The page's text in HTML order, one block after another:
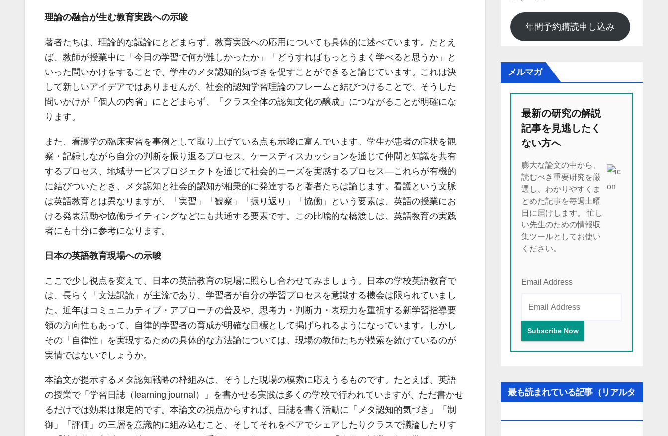
理論の融合が生む教育実践への示唆
著者たちは、理論的な議論にとどまらず、教育実践への応用についても具体的に述べています。たとえ
ば、教師が授業中に「今日の学習で何が難しかったか」「どうすればもっとうまく学べると思うか」と
いった問いかけをすることで、学生のメタ認知的気づきを促すことができると論じています。これは決
して新しいアイデアではありませんが、社会的認知学習理論のフレームと結びつけることで、そうした
問いかけが「個人の内省」にとどまらず、「クラス全体の認知文化の醸成」につながることが明確にな
ります。
また、看護学の臨床実習を事例として取り上げている点も示唆に富んでいます。学生が患者の症状を観
察・記録しながら自分の判断を振り返るプロセス、ケースディスカッションを通じて仲間と知識を共有
するプロセス、地域サービスプロジェクトを通じて社会的ニーズを実感するプロセス―これらが有機的
に結びついたとき、メタ認知と社会的認知が相乗的に発達すると著者たちは論じます。看護という文脈
は英語教育とは異なりますが、「実習」「観察」「振り返り」「協働」という要素は、英語の授業にお
ける発表活動や協働ライティングなどにも共通する要素です。この比喩的な橋渡しは、英語教育の実践
者にも十分に参考になります。
日本の英語教育現場への示唆
ここで少し視点を変えて、日本の英語教育の現場に照らし合わせてみましょう。日本の学校英語教育で
は、長らく「文法訳読」が主流であり、学習者が自分の学習プロセスを意識する機会は限られていまし
た。近年はコミュニカティブ・アプローチの普及や、思考力・判断力・表現力を重視する新学習指導要
領の方向性もあって、自律的学習者の育成が明確な目標として掲げられるようになっています。しかし
その「自律性」を実現するための具体的な方法論については、現場の教師たちが模索を続けているのが
実情ではないでしょうか。
本論文が提示するメタ認知戦略の枠組みは、そうした現場の模索に応えうるものです。たとえば、英語
の授業で「学習日誌（learning journal）」を書かせる実践は多くの学校で行われていますが、ただ書かせ
るだけでは効果は限定的です。本論文の視点からすれば、日誌を書く活動に「メタ認知的気づき」「制
御」「評価」の三層を意識的に組み込むこと、そしてそれをペアでシェアしたりクラスで議論したりす
年間予約購読申し込み
メルマガ
最新の研究の解説
記事を見逃したく
ない方へ
膨大な論文の中から、
読むべき重要研究を厳
選し、わかりやすくま
とめた記事を毎週土曜
日に届けします。 忙し
い先生のための情報収
集ツールとしてお使い
ください。
Email Address
最も読まれている記事（リアルタ